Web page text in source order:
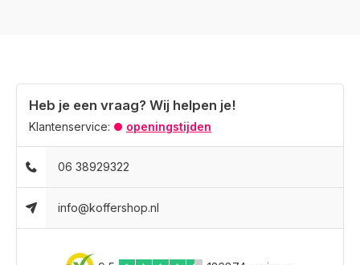
Heb je een vraag? Wij helpen je!
Klantenservice: openingstijden
06 38929322
info@koffershop.nl